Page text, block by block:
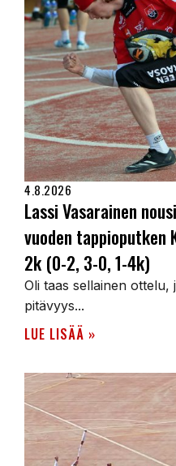
4.8.2026
Lassi Vasarainen
vuoden tappioputken
2k (0-2, 3-0, 1-4k)
Oli taas sellainen ottelu,
pitävyys...
LUE LISÄÄ »